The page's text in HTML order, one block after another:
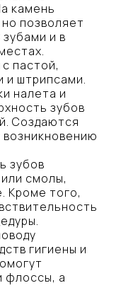
камень
позволяет
и в
пастой,
и штрипсами.
налета и
зубов
Создаются
зубов
смолы,
Кроме того,
гигиены и
флоссы, а